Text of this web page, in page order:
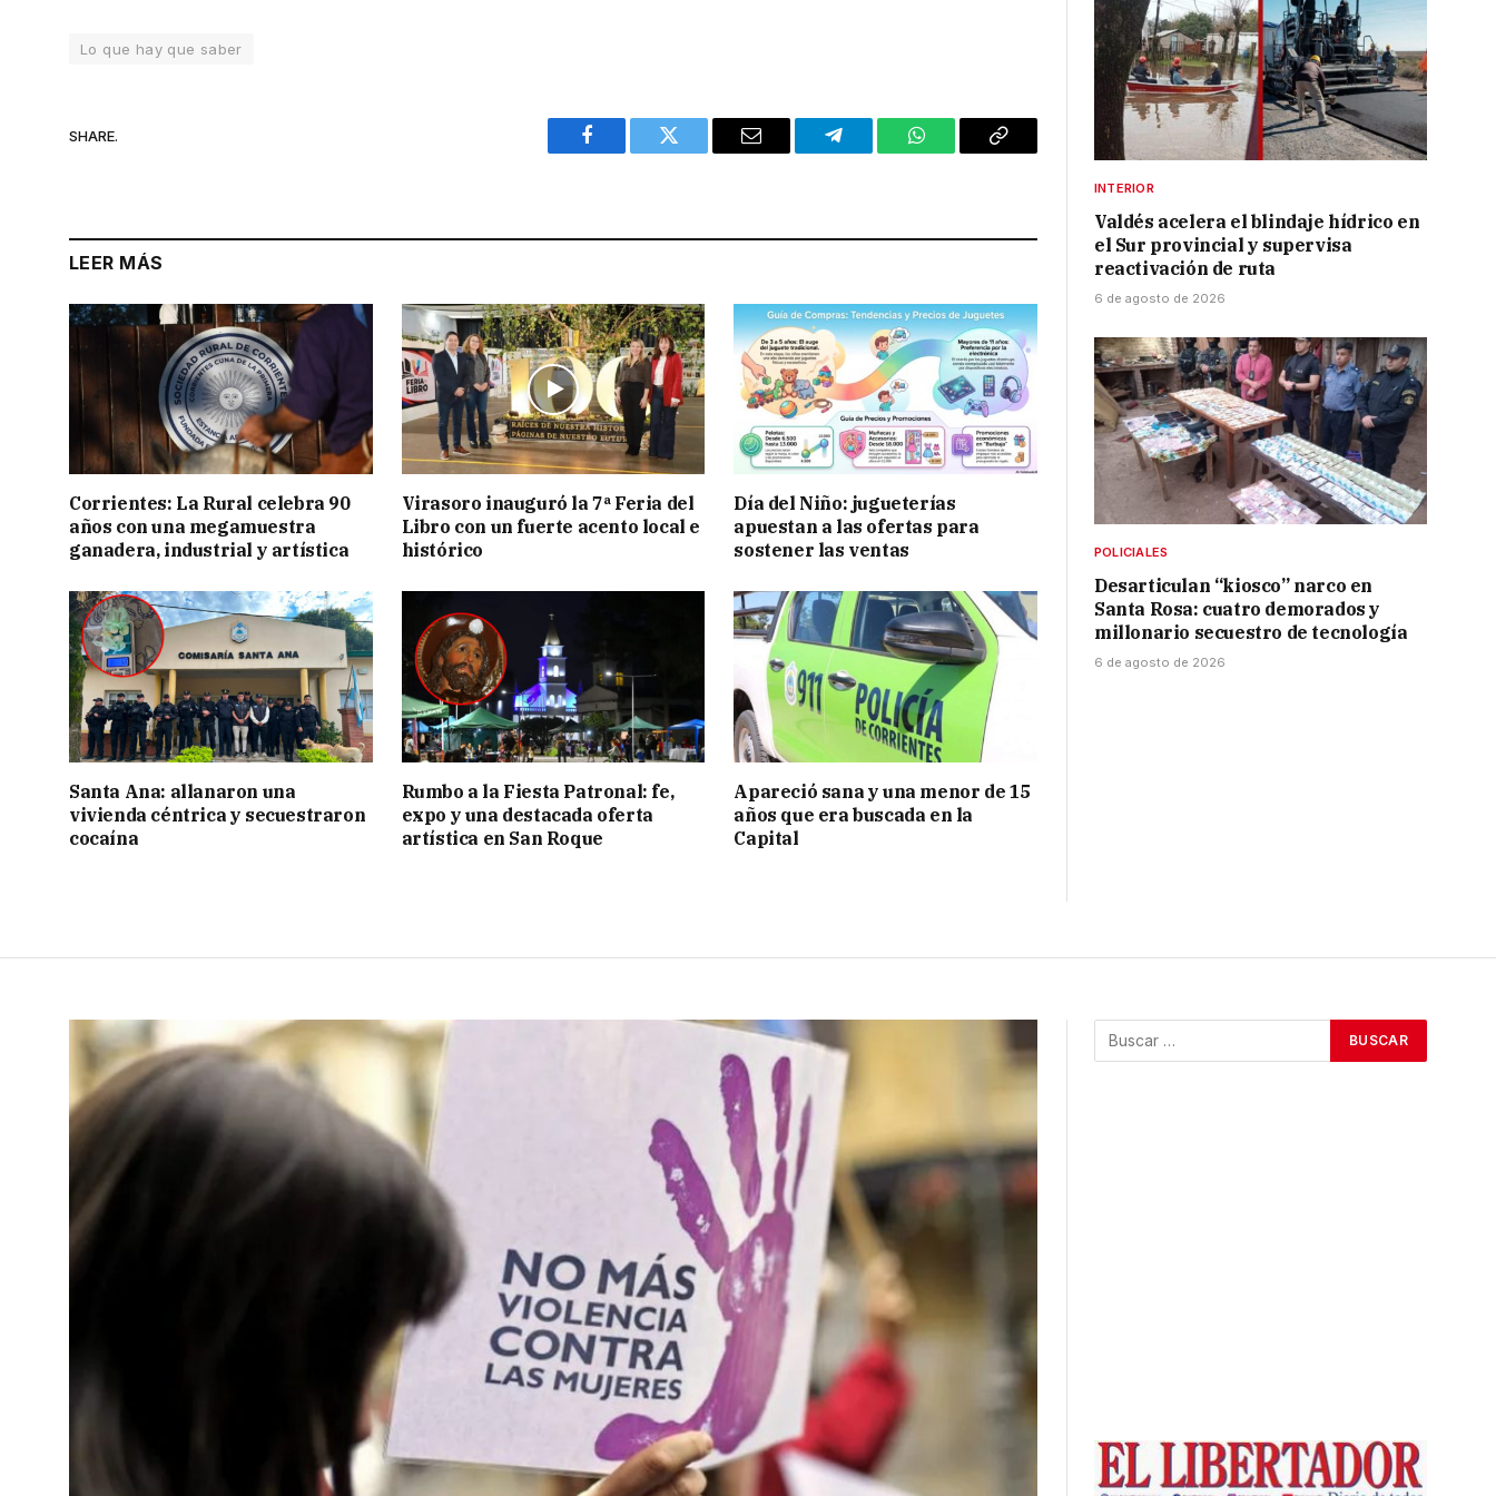
Lo que hay que saber
SHARE.
Facebook Twitter Email Telegram WhatsAppCopy
LEER MÁS
Corrientes: La Rural celebra 90
años con una megamuestra
ganadera, industrial y artística
Virasoro inauguró la 7ª Feria del
Libro con un fuerte acento local e
histórico
Día del Niño: jugueterías
apuestan a las ofertas para
sostener las ventas
Santa Ana: allanaron una
vivienda céntrica y secuestraron
cocaína
Rumbo a la Fiesta Patronal: fe,
expo y una destacada oferta
artística en San Roque
Apareció sana y una menor de 15
años que era buscada en la
Capital
INTERIOR
Valdés acelera el blindaje hídrico en
el Sur provincial y supervisa
reactivación de ruta
6 de agosto de 2026
POLICIALES
Desarticulan “kiosco” narco en
Santa Rosa: cuatro demorados y
millonario secuestro de tecnología
6 de agosto de 2026